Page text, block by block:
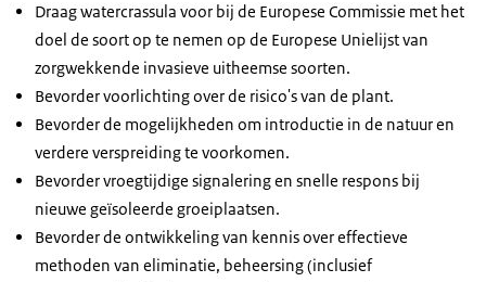
Draag watercrassula voor bij de Europese Commissie met het
doel de soort op te nemen op de Europese Unielijst van
zorgwekkende invasieve uitheemse soorten.
Bevorder voorlichting over de risico's van de plant.
Bevorder de mogelijkheden om introductie in de natuur en
verdere verspreiding te voorkomen.
Bevorder vroegtijdige signalering en snelle respons bij
nieuwe geïsoleerde groeiplaatsen.
Bevorder de ontwikkeling van kennis over effectieve
methoden van eliminatie, beheersing (inclusief